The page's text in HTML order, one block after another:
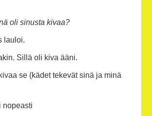
oli sinusta kivaa?
lauloi.
Sillä oli kiva ääni.
se (kädet tekevät sinä ja minä
nopeasti